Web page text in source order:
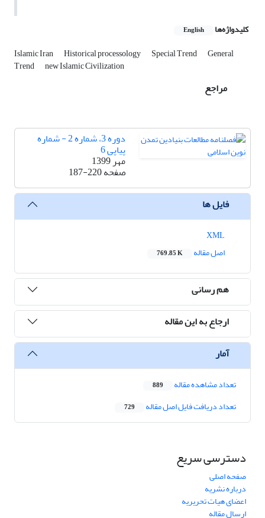
کلیدواژه‌ها English
Islamic Iran Historical processology Special Trend General
Trend new Islamic Civilization
مراجع
دوره 3، شماره 2 - شماره
پیاپی 6
مهر 1399
صفحه187-220
فایل ها
اصل مقاله
769.85 K
هم رسانی
ارجاع به این مقاله
آمار
تعداد مشاهده مقاله 889
تعداد دریافت فایل اصل مقاله 729
دسترسی سریع
صفحه اصلی
درباره نشریه
اعضای هیات تحریریه
ارسال مقاله